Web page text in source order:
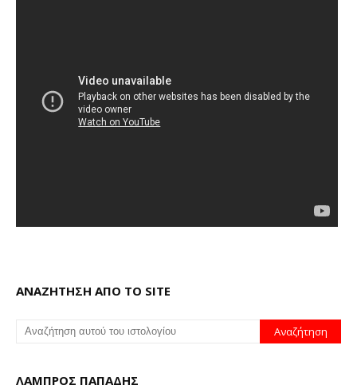
ΑΝΑΖΗΤΗΣΗ ΑΠΟ ΤΟ SITE
ΛΑΜΠΡΟΣ ΠΑΠΑΔΗΣ